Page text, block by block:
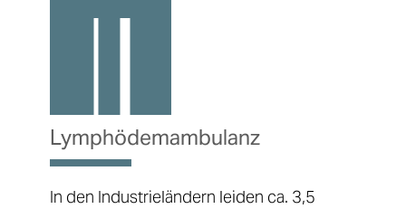
Lymphödemambulanz
In den Industrieländern leiden ca. 3,5